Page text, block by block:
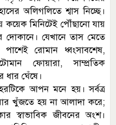
অলিগলিতে শ্বাস নিচ্ছে।
মিনিটেই পৌঁছানো যায়
দোকানে। যেখানে তাস মেতে
পাশেই রোমান ধ্বংসাবশেষ,
ফোয়ারা, সাম্প্রতিক
ঘেঁষে।
আপন মনে হয়। সর্বত্র
খুঁজতে হয় না আলাদা করে;
স্বাভাবিক জীবনের অংশ।